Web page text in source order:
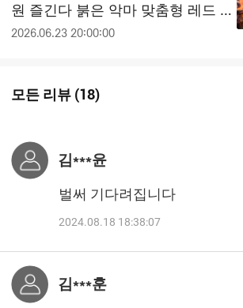
원 즐긴다 붉은 악마 맞춤형 레드 라
이트와 문라이트 모드 활용법
2026.06.23 20:00:00
모든 리뷰(18)
김***윤
벌써 기다려집니다
2024.08.18 18:38:07
김***훈